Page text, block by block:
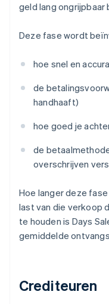
geld lang ongrijpbaar
Deze fase wordt
hoe snel en
de
handhaaft)
hoe goed je
de
overschrijven
Hoe langer deze
last van die verkoop
te houden is Days
gemiddelde
Crediteuren